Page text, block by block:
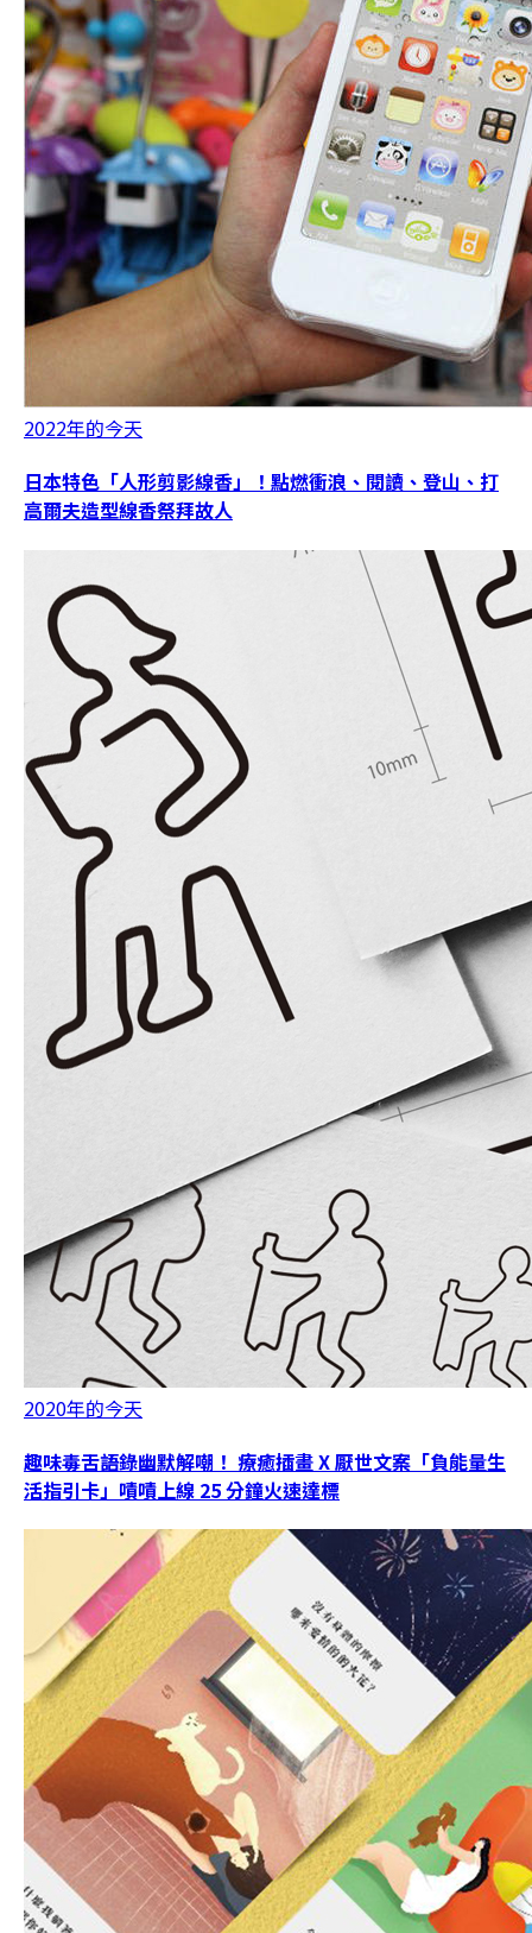
2022年的今天
日本特色「人形剪影線香」！點燃衝浪、閱讀、登山、打
高爾夫造型線香祭拜故人
2020年的今天
趣味毒舌語錄幽默解嘲！ 療癒插畫 X 厭世文案「負能量生
活指引卡」嘖嘖上線 25 分鐘火速達標